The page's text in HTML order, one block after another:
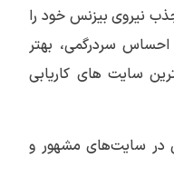
نیروی بیزنس خود را
سردرگمی، بهتر
سایت های کاریابی
در سایت‌های مشهور و